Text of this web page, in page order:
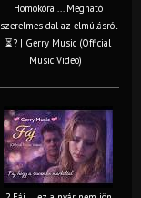
Homokóra ... Megható
szerelmes dal az elmúlásról
⏳? | Gerry Music (Official
Music Video) |